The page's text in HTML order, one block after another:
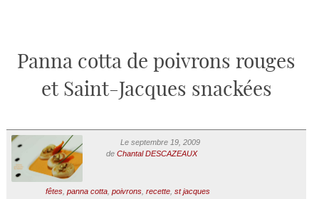
Panna cotta de poivrons rouges
et Saint-Jacques snackées
Le septembre 19, 2009
de Chantal DESCAZEAUX
fêtes, panna cotta, poivrons, recette, st jacques